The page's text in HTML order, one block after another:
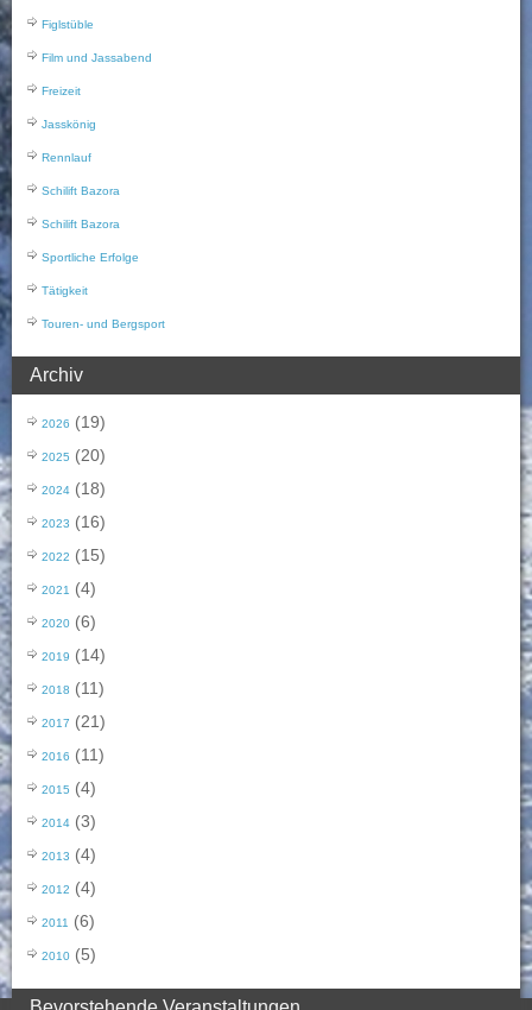
Figlstüble
Film und Jassabend
Freizeit
Jasskönig
Rennlauf
Schilift Bazora
Schilift Bazora
Sportliche Erfolge
Tätigkeit
Touren- und Bergsport
Archiv
2026 (19)
2025 (20)
2024 (18)
2023 (16)
2022 (15)
2021 (4)
2020 (6)
2019 (14)
2018 (11)
2017 (21)
2016 (11)
2015 (4)
2014 (3)
2013 (4)
2012 (4)
2011 (6)
2010 (5)